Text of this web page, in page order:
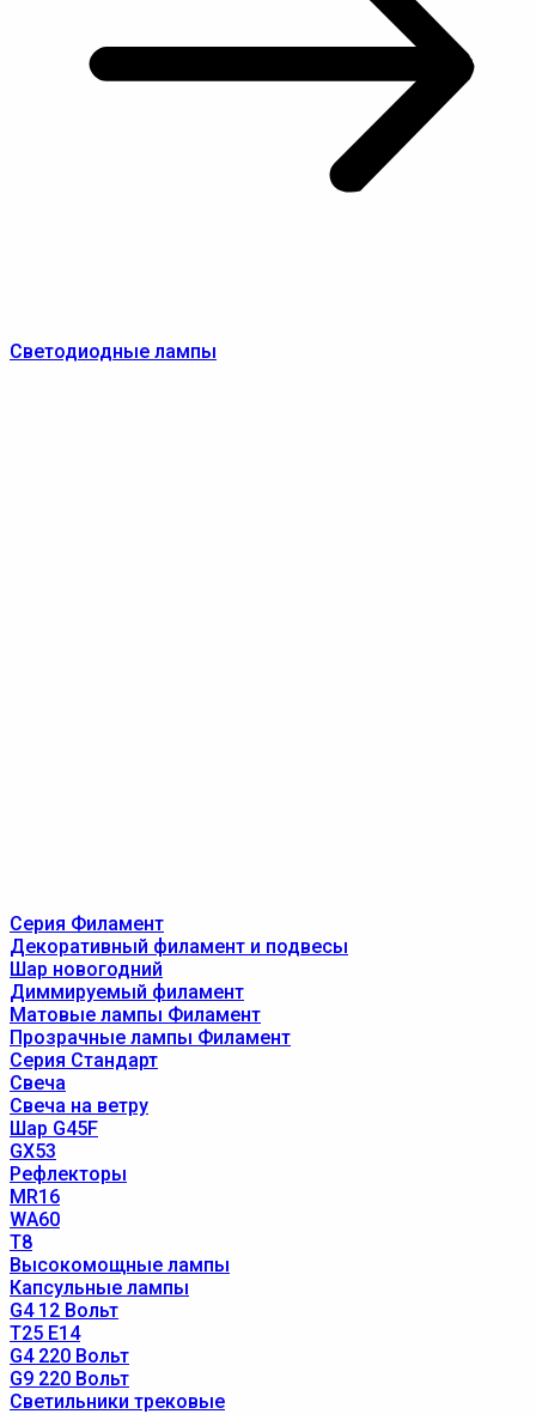
Светодиодные лампы
Серия Филамент
Декоративный филамент и подвесы
Шар новогодний
Диммируемый филамент
Матовые лампы Филамент
Прозрачные лампы Филамент
Серия Стандарт
Свеча
Свеча на ветру
Шар G45F
GX53
Рефлекторы
MR16
WA60
T8
Высокомощные лампы
Капсульные лампы
G4 12 Вольт
T25 E14
G4 220 Вольт
G9 220 Вольт
Светильники трековые